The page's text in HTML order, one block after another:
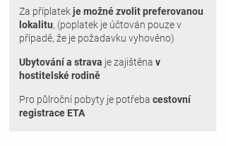
Za příplatekje možné zvolit preferovanou
lokalitu, (poplatek je účtován pouze v
případě, že je požadavku vyhověno)
Ubytování a strava je zajištěna v
hostitelské rodině
Pro půlroční pobyty je potřeba cestovní
registrace ETA